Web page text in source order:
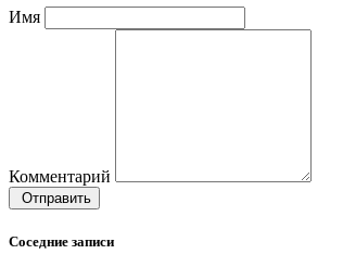
Имя
Комментарий
Отправить
Соседние записи